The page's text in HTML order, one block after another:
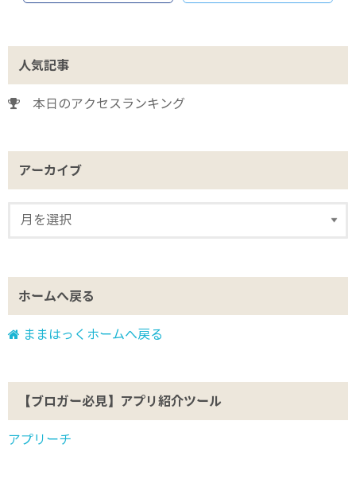
人気記事
本日のアクセスランキング
アーカイブ
ホームへ戻る
ままはっくホームへ戻る
【ブロガー必見】アプリ紹介ツール
アプリーチ